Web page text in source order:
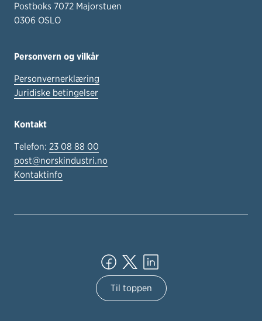
Postboks 7072 Majorstuen
0306 OSLO
Personvern og vilkår
Personvernerklæring
Juridiske betingelser
Kontakt
Telefon: 23 08 88 00
post@norskindustri.no
Kontaktinfo
Til toppen